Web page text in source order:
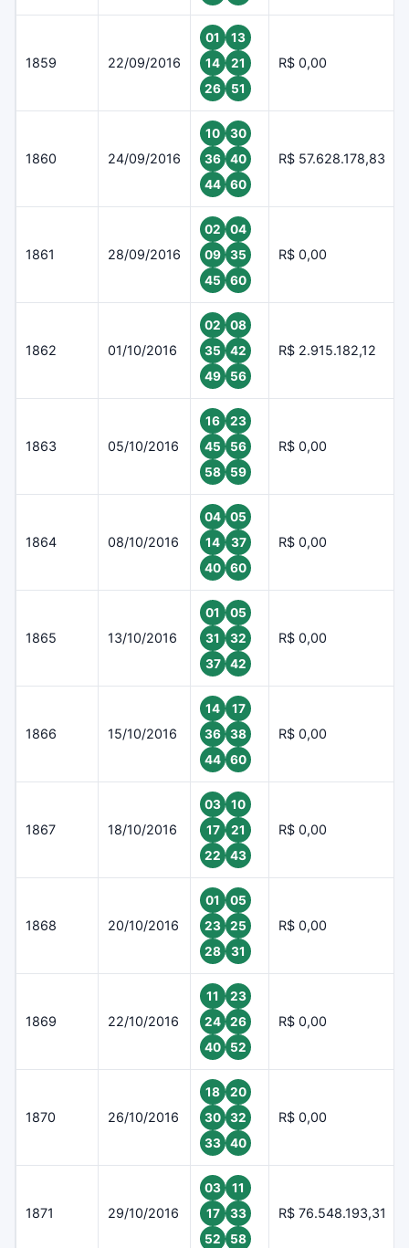
1859 22/09/2016
01
13
14
21
26
51
R$ 0,00
1860 24/09/2016
10
30
36
40
44
60
R$ 57.628.178,83
1861 28/09/2016
02
04
09
35
45
60
R$ 0,00
1862 01/10/2016
02
08
35
42
49
56
R$ 2.915.182,12
1863 05/10/2016
16
23
45
56
58
59
R$ 0,00
1864 08/10/2016
04
05
14
37
40
60
R$ 0,00
1865 13/10/2016
01
05
31
32
37
42
R$ 0,00
1866 15/10/2016
14
17
36
38
44
60
R$ 0,00
1867 18/10/2016
03
10
17
21
22
43
R$ 0,00
1868 20/10/2016
01
05
23
25
28
31
R$ 0,00
1869 22/10/2016
11
23
24
26
40
52
R$ 0,00
1870 26/10/2016
18
20
30
32
33
40
R$ 0,00
1871 29/10/2016
03
11
17
33
52
58
R$ 76.548.193,31